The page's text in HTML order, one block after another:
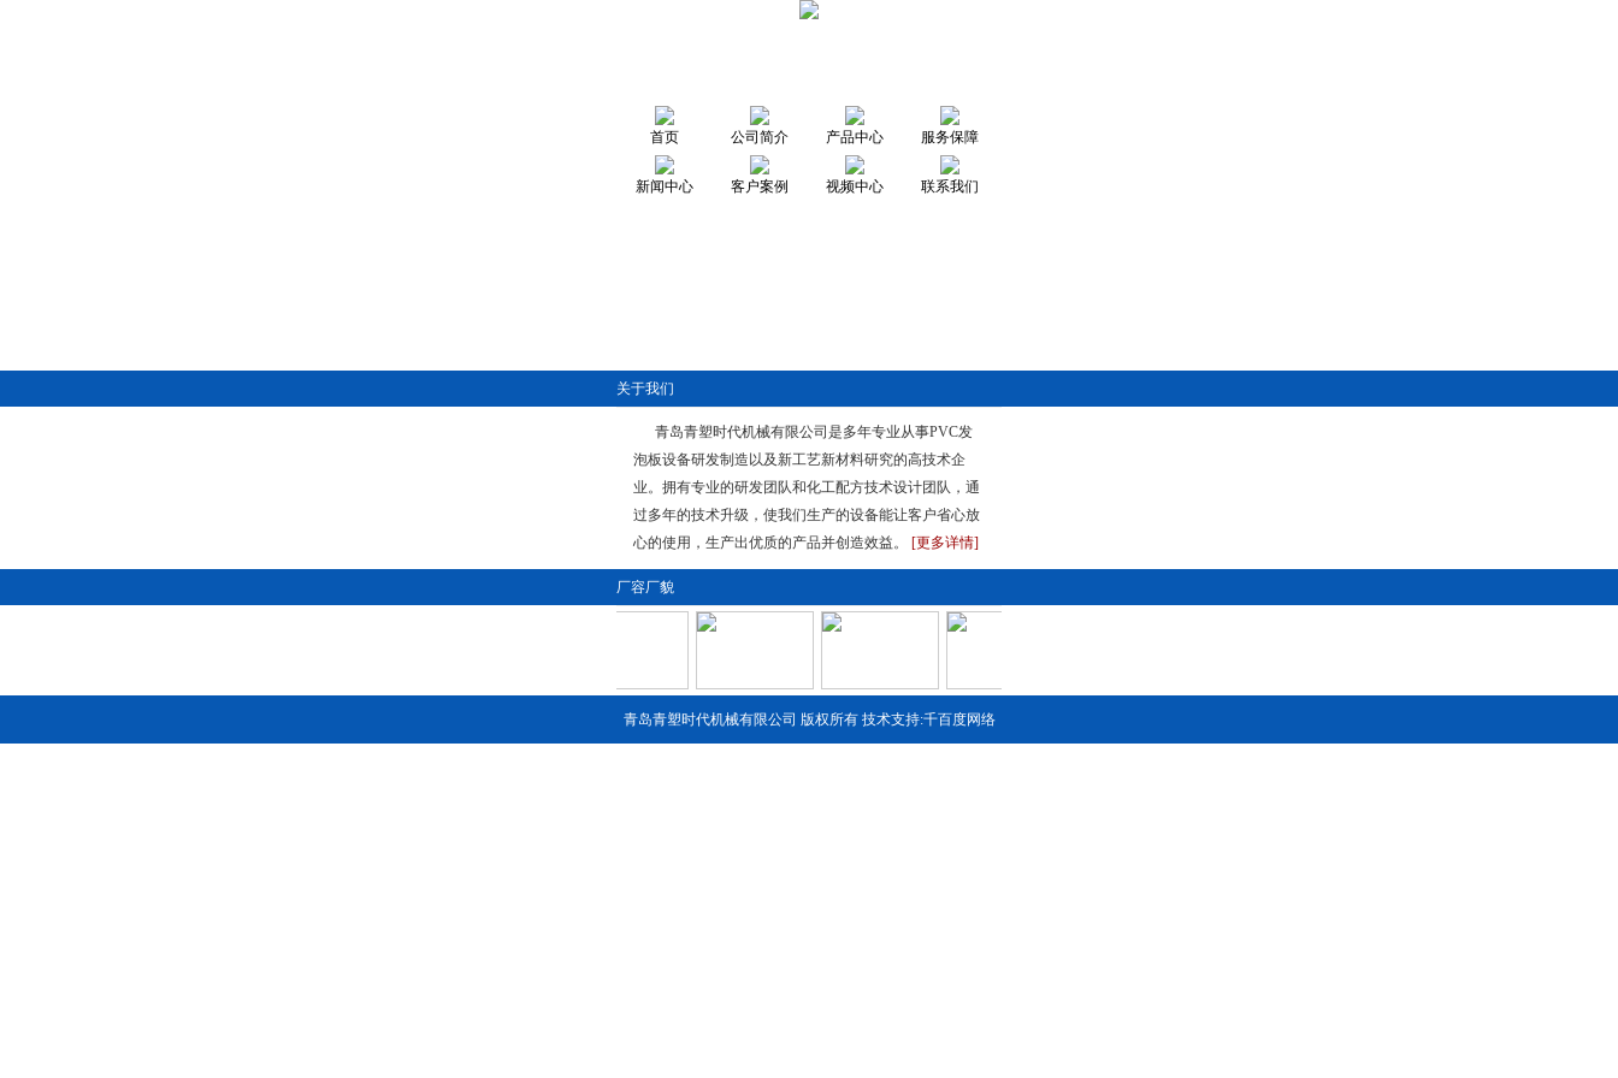
首页 公司简介 产品中心 服务保障
新闻中心 客户案例 视频中心 联系我们
关于我们
青岛青塑时代机械有限公司是多年专业从事PVC发
泡板设备研发制造以及新工艺新材料研究的高技术企
业。拥有专业的研发团队和化工配方技术设计团队，通
过多年的技术升级，使我们生产的设备能让客户省心放
心的使用，生产出优质的产品并创造效益。
[更多详情]
厂容厂貌
青岛青塑时代机械有限公司 版权所有 技术支持:千百度网络